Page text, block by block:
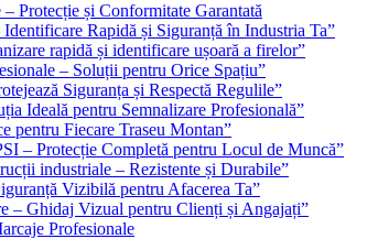
Protecție și Conformitate Garantată
Rapidă și Siguranță în Industria Ta”
rapidă și identificare ușoară a firelor”
– Soluții pentru Orice Spațiu”
Siguranța și Respectă Regulile”
Ideală pentru Semnalizare Profesională”
pentru Fiecare Traseu Montan”
– Protecție Completă pentru Locul de Muncă”
industriale – Rezistente și Durabile”
Vizibilă pentru Afacerea Ta”
– Ghidaj Vizual pentru Clienți și Angajați”
Profesionale